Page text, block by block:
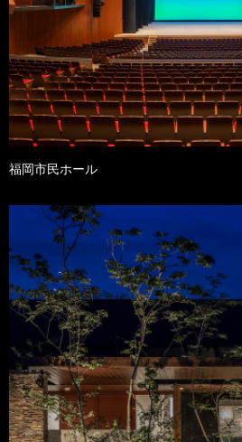
福岡市民ホール